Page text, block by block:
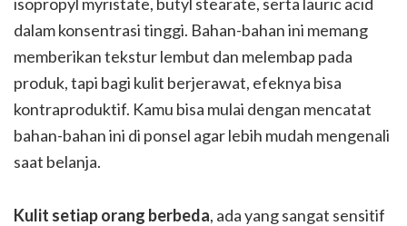
dalam konsentrasi tinggi. Bahan-bahan ini memang
memberikan tekstur lembut dan melembap pada
produk, tapi bagi kulit berjerawat, efeknya bisa
kontraproduktif. Kamu bisa mulai dengan mencatat
bahan-bahan ini di ponsel agar lebih mudah mengenali
saat belanja.
Kulit setiap orang berbeda, ada yang sangat sensitif